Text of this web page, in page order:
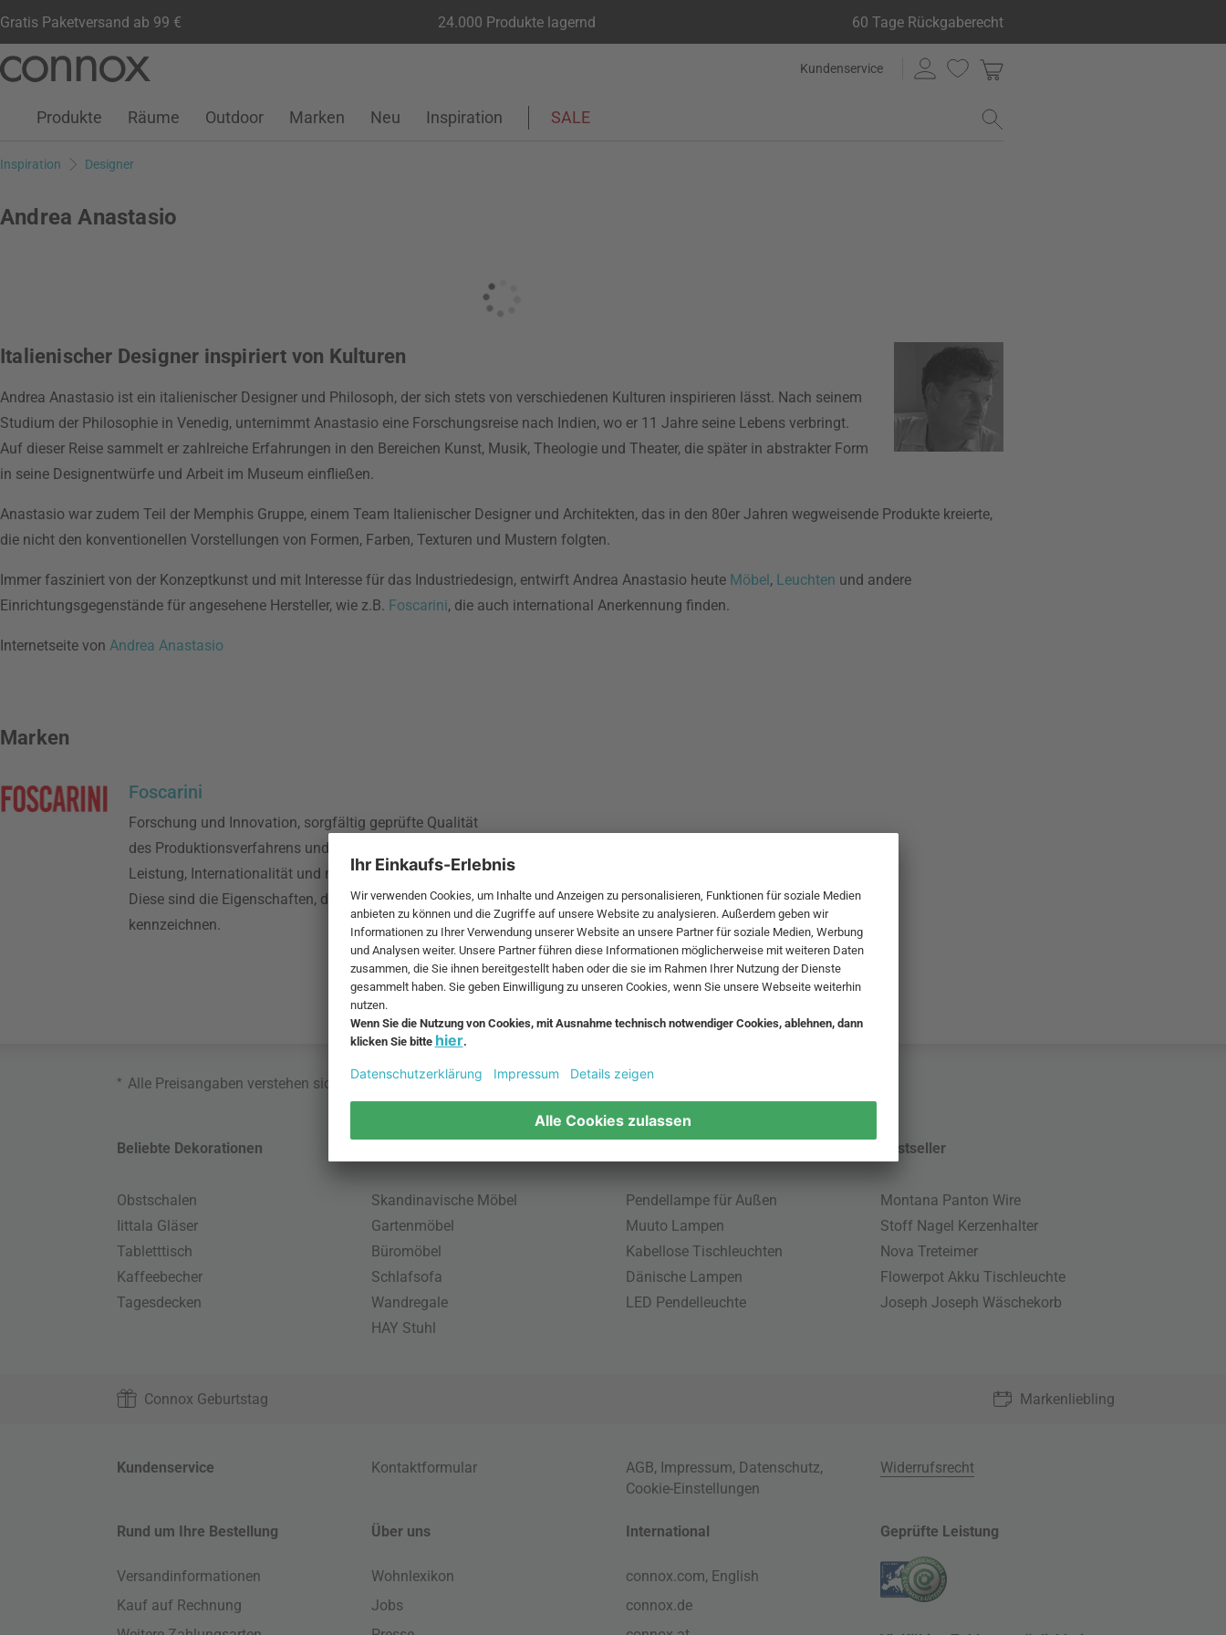
Gratis Paketversand ab 99 € 24.000 Produkte lagernd 60 Tage Rückgaberecht
Seiteninhalt
Suchfeld
Kundenservice
Kundenkonto
Wunschliste
Warenkorb
Produkte Räume Outdoor Marken Neu Inspiration SALE
Inspiration Designer
Andrea Anastasio
Italienischer Designer inspiriert von Kulturen
Andrea Anastasio ist ein italienischer Designer und Philosoph, der sich stets von verschiedenen Kulturen inspirieren lässt. Nach seinem
Studium der Philosophie in Venedig, unternimmt Anastasio eine Forschungsreise nach Indien, wo er 11 Jahre seine Lebens verbringt.
Auf dieser Reise sammelt er zahlreiche Erfahrungen in den Bereichen Kunst, Musik, Theologie und Theater, die später in abstrakter Form
in seine Designentwürfe und Arbeit im Museum einfließen.
Anastasio war zudem Teil der Memphis Gruppe, einem Team Italienischer Designer und Architekten, das in den 80er Jahren wegweisende Produkte kreierte,
die nicht den konventionellen Vorstellungen von Formen, Farben, Texturen und Mustern folgten.
Immer fasziniert von der Konzeptkunst und mit Interesse für das Industriedesign, entwirft Andrea Anastasio heute Möbel, Leuchten und andere
Einrichtungsgegenstände für angesehene Hersteller, wie z.B. Foscarini, die auch international Anerkennung finden.
Internetseite von Andrea Anastasio
Marken
Foscarini
Forschung und Innovation, sorgfältig geprüfte Qualität
des Produktionsverfahrens und der angebotenen
Leistung, Internationalität und maximale Flexibilität.
Diese sind die Eigenschaften, die Foscarinis Identität
kennzeichnen.
* Alle Preisangaben verstehen sich inklusive MwSt. und zzgl.Versandkosten.
Beliebte Dekorationen
Obstschalen
Iittala Gläser
Tabletttisch
Kaffeebecher
Tagesdecken
Skandinavische Möbel
Gartenmöbel
Büromöbel
Schlafsofa
Wandregale
HAY Stuhl
Pendellampe für Außen
Muuto Lampen
Kabellose Tischleuchten
Dänische Lampen
LED Pendelleuchte
Bestseller
Montana Panton Wire
Stoff Nagel Kerzenhalter
Nova Treteimer
Flowerpot Akku Tischleuchte
Joseph Joseph Wäschekorb
Connox Geburtstag Markenliebling
Kundenservice Kontaktformular AGB, Impressum, Datenschutz,
Cookie-Einstellungen
Widerrufsrecht
Rund um Ihre Bestellung
Versandinformationen
Kauf auf Rechnung
Über uns
Wohnlexikon
Jobs
International
connox.com, English
connox.de
Geprüfte Leistung